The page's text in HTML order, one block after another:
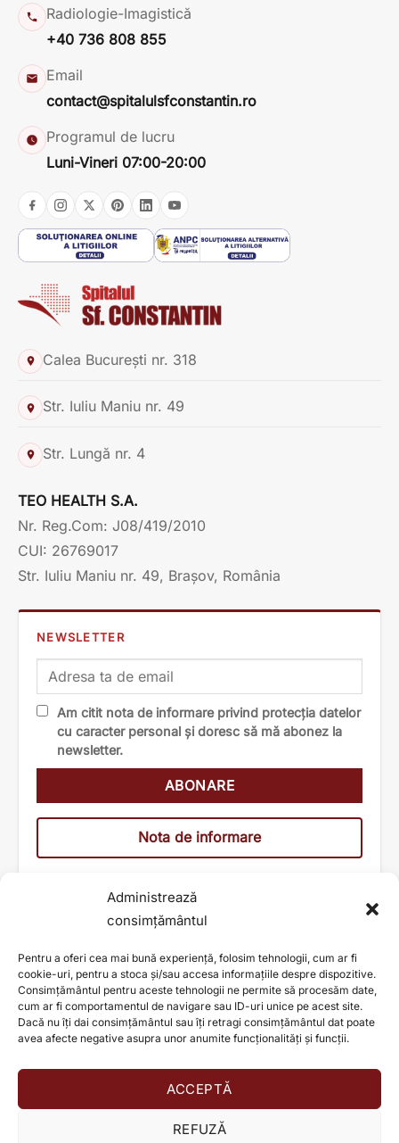
Administrează
consimțământul
Pentru a oferi cea mai bună experiență, folosim tehnologii, cum ar fi
cookie-uri, pentru a stoca și/sau accesa informațiile despre dispozitive.
Consimțământul pentru aceste tehnologii ne permite să procesăm date,
cum ar fi comportamentul de navigare sau ID-uri unice pe acest site.
Dacă nu îți dai consimțământul sau îți retragi consimțământul dat poate
avea afecte negative asupra unor anumite funcționalități și funcții.
ACCEPTĂ
REFUZĂ
Radiologie-Imagistică
+40 736 808 855
Email
contact@spitalulsfconstantin.ro
Programul de lucru
Luni-Vineri 07:00-20:00
Calea București nr. 318
Str. Iuliu Maniu nr. 49
Str. Lungă nr. 4
TEO HEALTH S.A.
Nr. Reg.Com: J08/419/2010
CUI: 26769017
Str. Iuliu Maniu nr. 49, Brașov, România
NEWSLETTER
Am citit nota de informare privind protecția datelor
cu caracter personal și doresc să mă abonez la
newsletter.
Nota de informare
AJUTĂ ȘI TU LA SCHIMBAREA UNEI VIEȚI!